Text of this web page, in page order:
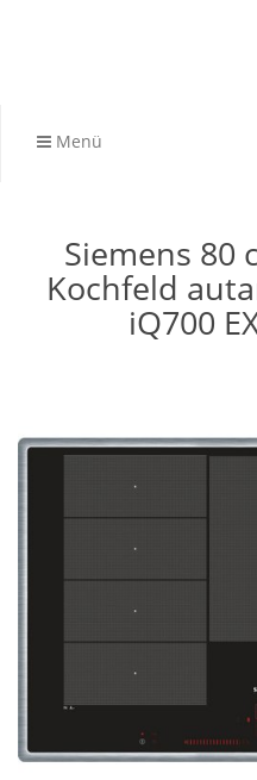
Menü
Siemens 80
Kochfeld
iQ700